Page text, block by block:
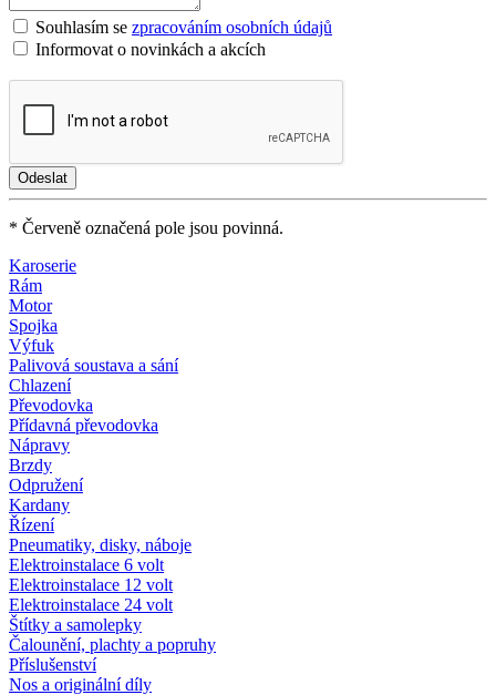
Souhlasím se zpracováním osobních údajů
Informovat o novinkách a akcích
* Červeně označená pole jsou povinná.
Karoserie
Rám
Motor
Spojka
Výfuk
Palivová soustava a sání
Chlazení
Převodovka
Přídavná převodovka
Nápravy
Brzdy
Odpružení
Kardany
Řízení
Pneumatiky, disky, náboje
Elektroinstalace 6 volt
Elektroinstalace 12 volt
Elektroinstalace 24 volt
Štítky a samolepky
Čalounění, plachty a popruhy
Příslušenství
Nos a originální díly